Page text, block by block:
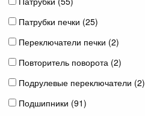
Патрубки печки (25)
Переключатели печки (2)
Повторитель поворота (2)
Подрулевые переключатели (2)
Подшипники (91)